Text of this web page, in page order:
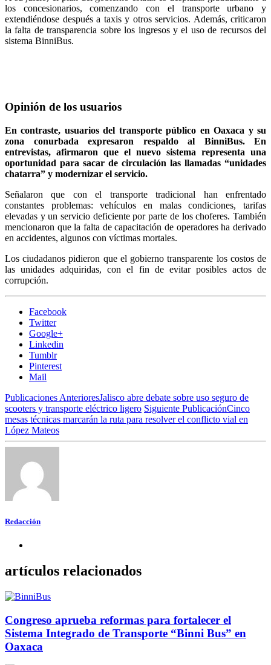
los concesionarios, comenzando con el transporte urbano y
extendiéndose después a taxis y otros servicios. Además, criticaron
la falta de transparencia sobre los ingresos y el uso de recursos del
sistema BinniBus.
Opinión de los usuarios
En contraste, usuarios del transporte público en Oaxaca y su
zona conurbada expresaron respaldo al BinniBus. En
entrevistas, afirmaron que el nuevo sistema representa una
oportunidad para sacar de circulación las llamadas “unidades
chatarra” y modernizar el servicio.
Señalaron que con el transporte tradicional han enfrentado
constantes problemas: vehículos en malas condiciones, tarifas
elevadas y un servicio deficiente por parte de los choferes. También
mencionaron que la falta de capacitación de operadores ha derivado
en accidentes, algunos con víctimas mortales.
Los ciudadanos pidieron que el gobierno transparente los costos de
las unidades adquiridas, con el fin de evitar posibles actos de
corrupción.
Facebook
Twitter
Google+
Linkedin
Tumblr
Pinterest
Mail
Publicaciones AnterioresJalisco abre debate sobre uso seguro de
scooters y transporte eléctrico ligero Siguiente PublicaciónCinco
mesas técnicas marcarán la ruta para resolver el conflicto vial en
López Mateos
Redacción
artículos relacionados
Congreso aprueba reformas para fortalecer el
Sistema Integrado de Transporte “Binni Bus” en
Oaxaca